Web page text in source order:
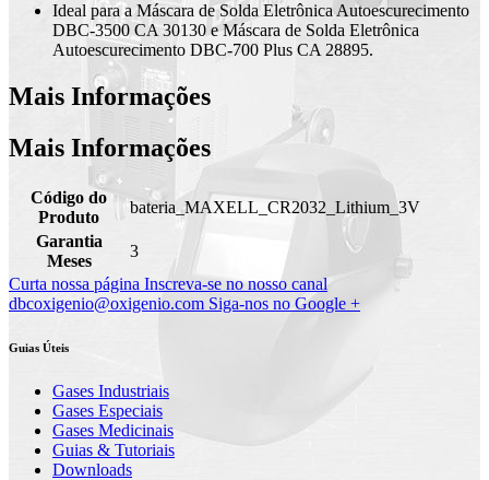
Ideal para a Máscara de Solda Eletrônica Autoescurecimento
DBC-3500 CA 30130 e Máscara de Solda Eletrônica
Autoescurecimento DBC-700 Plus CA 28895.
Mais Informações
Mais Informações
Código do
Produto
bateria_MAXELL_CR2032_Lithium_3V
Garantia
Meses
3
Curta nossa página Inscreva-se no nosso canal
dbcoxigenio@oxigenio.com Siga-nos no Google +
Guias Úteis
Gases Industriais
Gases Especiais
Gases Medicinais
Guias & Tutoriais
Downloads